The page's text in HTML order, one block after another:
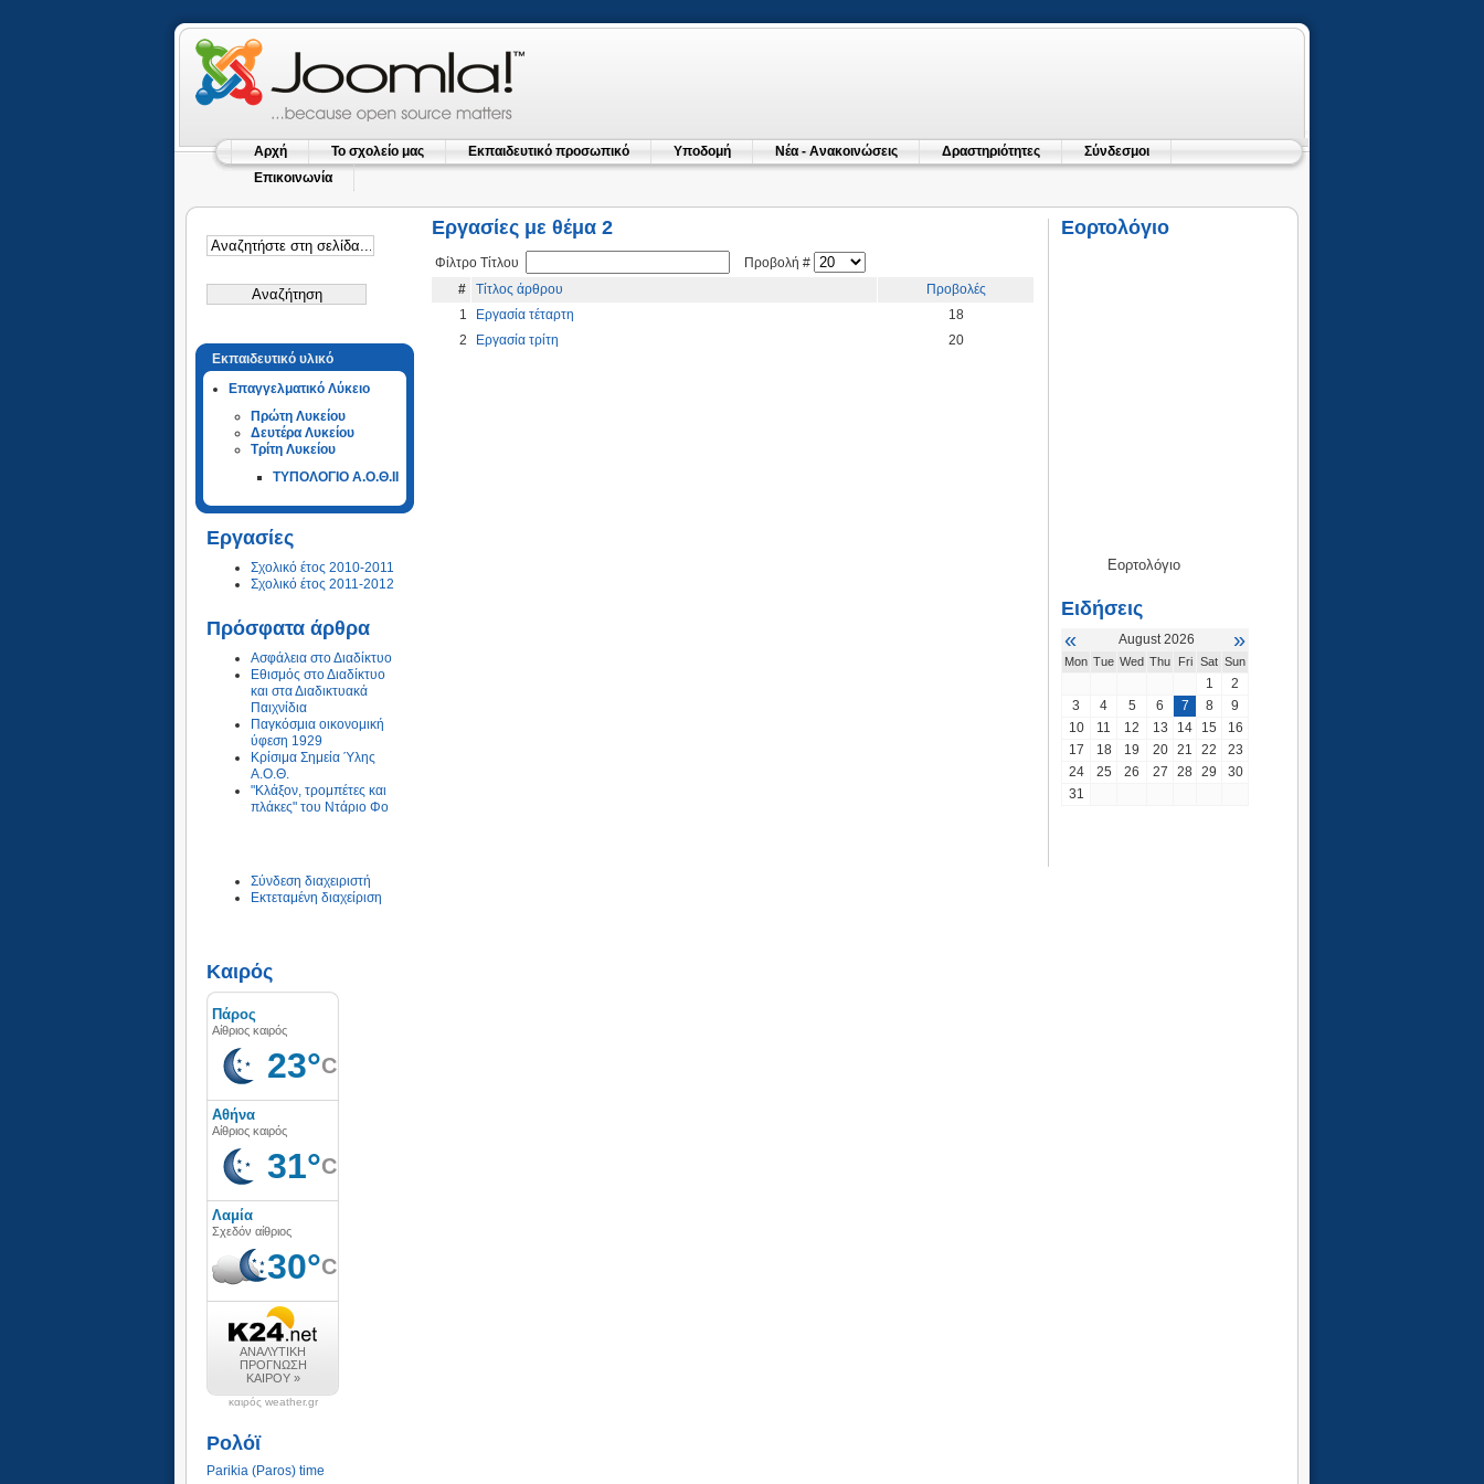
Αρχή Το σχολείο μας Εκπαιδευτικό προσωπικό Υποδομή Νέα - Ανακοινώσεις Δραστηριότητες
Σύνδεσμοι
Επικοινωνία
Εκπαιδευτικό υλικό
Επαγγελματικό Λύκειο
Πρώτη Λυκείου
Δευτέρα Λυκείου
Τρίτη Λυκείου
ΤΥΠΟΛΟΓΙΟ Α.Ο.Θ.ΙΙ
Εργασίες
Σχολικό έτος 2010-2011
Σχολικό έτος 2011-2012
Πρόσφατα άρθρα
Ασφάλεια στο Διαδίκτυο
Εθισμός στο Διαδίκτυο
και στα Διαδικτυακά
Παιχνίδια
Παγκόσμια οικονομική
ύφεση 1929
Κρίσιμα Σημεία Ύλης
Α.Ο.Θ.
"Κλάξον, τρομπέτες και
πλάκες" του Ντάριο Φο
Σύνδεση διαχειριστή
Εκτεταμένη διαχείριση
Καιρός
καιρός weather.gr
Ρολόϊ
Parikia (Paros) time
Εργασίες με θέμα 2
Φίλτρο Τίτλου
Προβολή #
#
Τίτλος άρθρου
Προβολές
1
Εργασία τέταρτη
18
2
Εργασία τρίτη 20
Εορτολόγιο
Εορτολόγιο
Ειδήσεις
« August 2026 »
Mon Tue Wed Thu Fri Sat Sun
1
2
3
4 5 6 7 8
9
10
11 12 13 14 15
16
17
18 19 20 21 22
23
24
25 26 27 28 29
30
31